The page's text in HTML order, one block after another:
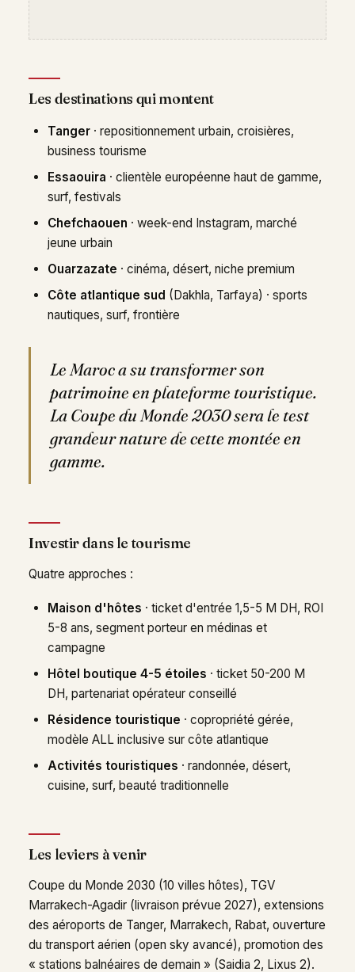
Les destinations qui montent
Tanger · repositionnement urbain, croisières,
business tourisme
Essaouira · clientèle européenne haut de gamme,
surf, festivals
Chefchaouen · week-end Instagram, marché
jeune urbain
Ouarzazate · cinéma, désert, niche premium
Côte atlantique sud (Dakhla, Tarfaya) · sports
nautiques, surf, frontière
Le Maroc a su transformer son
patrimoine en plateforme touristique.
La Coupe du Monde 2030 sera le test
grandeur nature de cette montée en
gamme.
Investir dans le tourisme
Quatre approches :
Maison d'hôtes · ticket d'entrée 1,5-5 M DH, ROI
5-8 ans, segment porteur en médinas et
campagne
Hôtel boutique 4-5 étoiles · ticket 50-200 M
DH, partenariat opérateur conseillé
Résidence touristique · copropriété gérée,
modèle ALL inclusive sur côte atlantique
Activités touristiques · randonnée, désert,
cuisine, surf, beauté traditionnelle
Les leviers à venir
Coupe du Monde 2030 (10 villes hôtes), TGV
Marrakech-Agadir (livraison prévue 2027), extensions
des aéroports de Tanger, Marrakech, Rabat, ouverture
du transport aérien (open sky avancé), promotion des
« stations balnéaires de demain » (Saidia 2, Lixus 2).